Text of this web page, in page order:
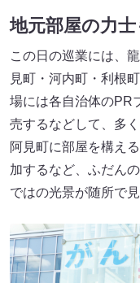
地元部屋の力
この日の巡業には、
見町・河内町・利根
場には各自治体のPR
売するなどして、多
阿見町に部屋を構え
加するなど、ふだん
ではの光景が随所で見